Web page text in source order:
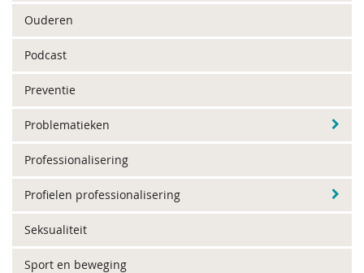
Ouderen
Podcast
Preventie
Problematieken
Professionalisering
Profielen professionalisering
Seksualiteit
Sport en beweging